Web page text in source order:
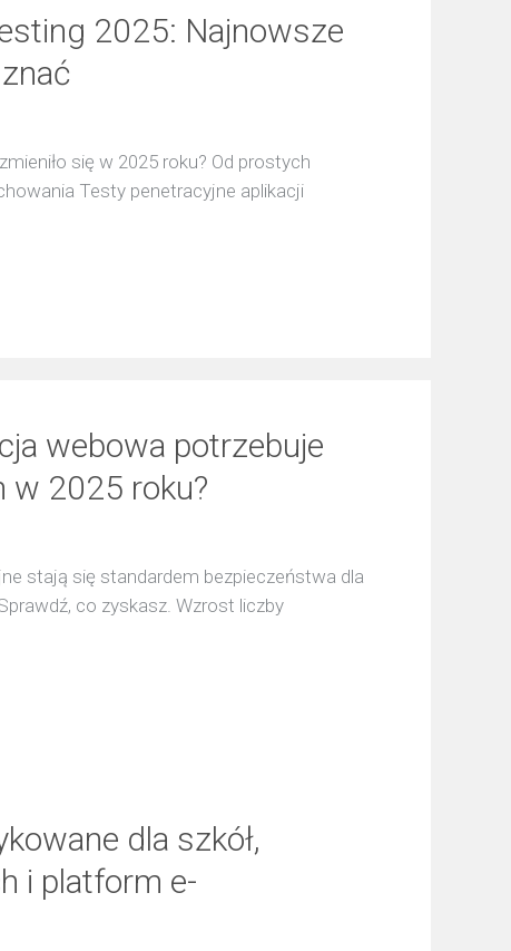
2025: Najnowsze
się w 2025 roku? Od prostych
Testy penetracyjne aplikacji
webowa potrzebuje
w 2025 roku?
stają się standardem bezpieczeństwa dla
co zyskasz. Wzrost liczby
dla szkół,
i platform e-